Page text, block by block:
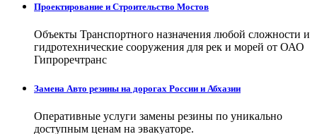
Проектирование и Строительство Мостов
Объекты Транспортного назначения любой сложности и
гидротехнические сооружения для рек и морей от ОАО
Гипроречтранс
Замена Авто резины на дорогах России и Абхазии
Оперативные услуги замены резины по уникально
доступным ценам на эвакуаторе.